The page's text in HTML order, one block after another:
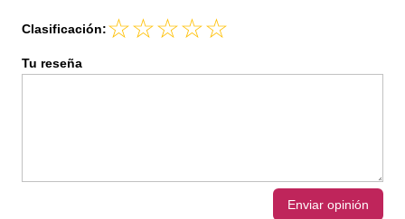
Clasificación:
Tu reseña
Enviar opinión